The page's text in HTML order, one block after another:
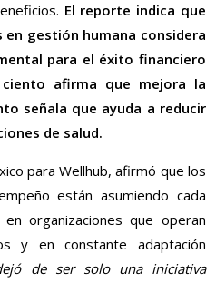
El reporte indica que
gestión humana considera
para el éxito financiero
afirma que mejora la
señala que ayuda a reducir
de salud.
para Wellhub, afirmó que los
están asumiendo cada
organizaciones que operan
y en constante adaptación
de ser solo una iniciativa